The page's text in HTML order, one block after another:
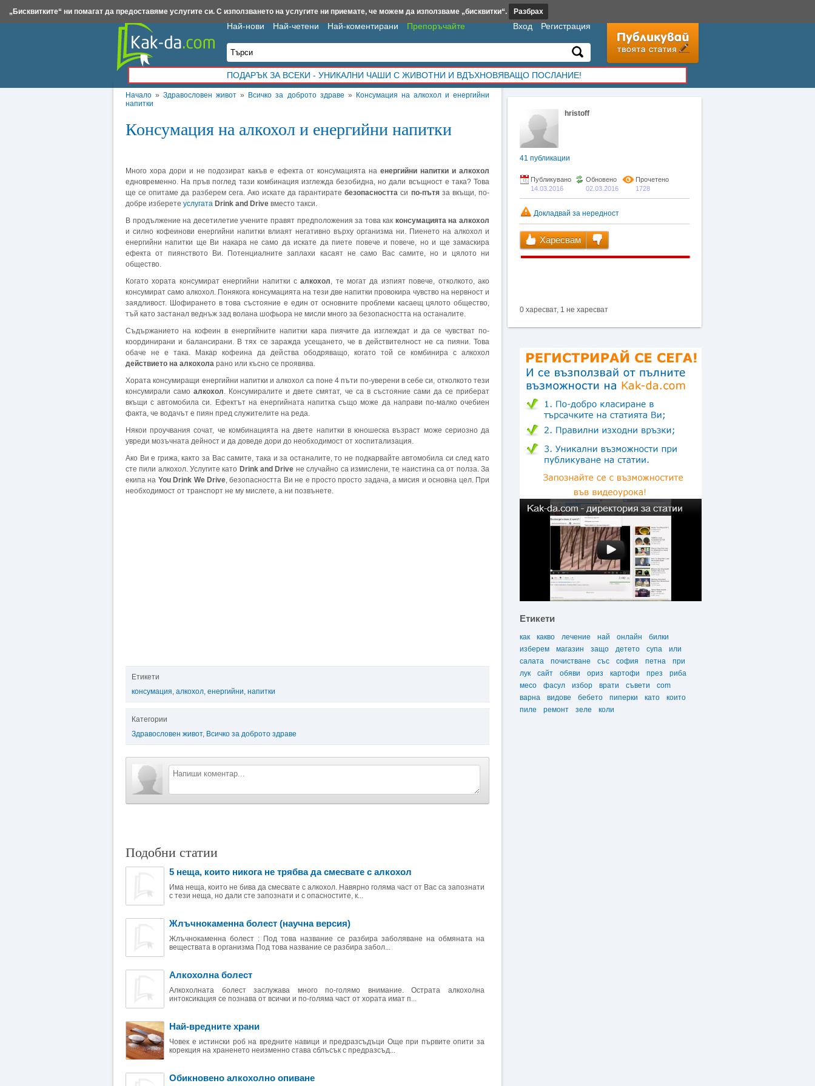
Начало »Здравословен живот » Всичко за доброто здраве »
Консумация на алкохол и енергийни
напитки
Консумация на алкохол и енергийни напитки
Много хора дори и не подозират какъв е ефекта от консумацията на енергийни напитки и алкохол
едновременно. На пръв поглед тази комбинация изглежда безобидна, но дали всъщност е така? Това
ще се опитаме да разберем сега. Ако искате да гарантиратебезопасността си по-пътяза вкъщи, по-
добре изберете услугата Drink and Drive вместо такси.
В продължение на десетилетие учените правят предположения за това как консумацията на алкохол
и силно кофеинови енергийни напитки влиаят негативно върху организма ни. Пиенето на алкохол и
енергийни напитки ще Ви накара не само да искате да пиете повече и повече, но и ще замаскира
ефекта от пиянството Ви. Потенциалните заплахи касаят не само Вас самите, но и цялото ни
общество.
Когато хората консумират енергийни напитки салкохол, те могат да изпият повече, отколкото, ако
консумират само алкохол. Понякога консумацията на тези две напитки провокира чувство на нервност и
заядливост. Шофирането в това състояние е един от основните проблеми касаещ цялото общество,
тъй като застанал веднъж зад волана шофьора не мисли много за безопасността на останалите.
Съдържанието на кофеин в енергийните напитки кара пиячите да изглеждат и да се чувстват по-
координирани и балансирани. В тях се заражда усещането, че в действителност не са пияни. Това
обаче не е така. Макар кофеина да действа ободряващо, когато той се комбинира с алкохол
действието на алкохола рано или късно се проявява.
Хората консумиращи енергийни напитки и алкохол са поне 4 пъти по-уверени в себе си, отколкото тези
консумирали самоалкохол. Консумиралите и двете смятат, че са в състояние сами да се приберат
вкъщи с автомобила си. Ефектът на енергийната напитка също може да направи по-малко очебиен
факта, че водачът е пиян пред служителите на реда.
Някои проучвания сочат, че комбинацията на двете напитки в юношеска възраст може сериозно да
увреди мозъчната дейност и да доведе дори до необходимост от хоспитализация.
Ако Ви е грижа, както за Вас самите, така и за останалите, то не подкарвайте автомобила си след като
сте пили алкохол. Услугите като Drink and Drive не случайно са измислени, те наистина са от полза. За
екипа на You Drink We Drive, безопасността Ви не е просто просто задача, а мисия и основна цел. При
необходимост от транспорт не му мислете, а ни позвънете.
Етикети
консумация, алкохол, енергийни, напитки
Категории
Здравословен живот, Всичко за доброто здраве
Подобни статии
5 неща, които никога не трябва да смесвате с алкохол
Има неща, които не бива да смесвате с алкохол. Навярно голяма част от Вас са запознати
с тези неща, но дали сте запознати и с опасностите, к...
Жлъчнокаменна болест (научна версия)
Жлъчнокаменна болест : Под това название се разбира заболяване на обмяната на
веществата в организма Под това название се разбира забол...
Алкохолна болест
Алкохолната болест заслужава много по-голямо внимание. Острата алкохолна
интоксикация се познава от всички и по-голяма част от хората имат п...
Най-вредните храни
Човек е истински роб на вредните навици и предразсъдъци Още при първите опити за
корекция на храненето неизменно става сблъсък с предразсъд...
Обикновено алкохолно опиване
hristoff
41 публикации
Публикувано
14.03.2016
Обновено
02.03.2016
Прочетено
1728
Докладвай за нередност
Харесвам
0 харесват, 1 не харесват
Етикети
как какво лечение най онлайн
билки
изберем
магазин защо детето супа
или
салата
почистване със софия петна
при
лук
сайт обяви ориз картофи през
риба
месо
фасул избор врати съвети
com
варна
видове бебето пиперки като
които
пиле
ремонт зеле коли
Най-нови Най-четени Най-коментирани Препоръчайте Вход Регистрация
ПОДАРЪК ЗА ВСЕКИ - УНИКАЛНИ ЧАШИ С ЖИВОТНИ И ВДЪХНОВЯВАЩО ПОСЛАНИЕ!
Insert.bg Framar.bg Kak-da.com Iztochnik.com BauBau.bg NewAge.bg
„Бисквитките“ ни помагат да предоставяме услугите си. С използването на услугите ни приемате, че можем да използваме „бисквитки“. Разбрах